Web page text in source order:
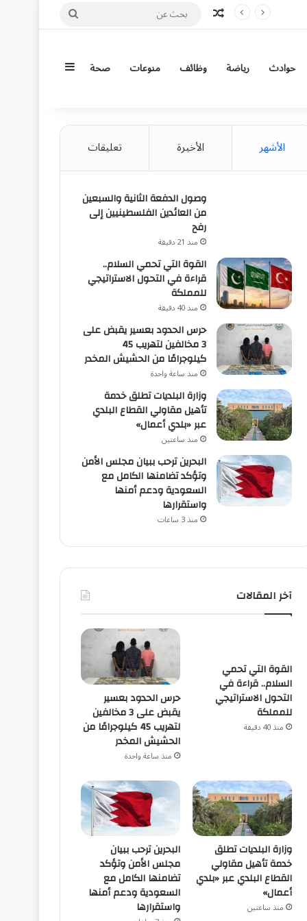
مقال عشوائي
بحث
حوادث رياضة وظائف منوعات صحة إضافة عمود
الأشهر الأخيرة تعليقات
وصول الدفعة الثانية والسبعين
من العائدين الفلسطينيين إلى
رفح
منذ 21 دقيقة
القوة التي تحمي السلام..
قراءة في التحول الاستراتيجي
للمملكة
منذ 40 دقيقة
حرس الحدود بعسير يقبض على
3 مخالفين لتهريب 45
كيلوجرامًا من الحشيش المخدر
منذ ساعة واحدة
وزارة البلديات تطلق خدمة
تأهيل مقاولي القطاع البلدي
عبر «بلدي أعمال»
منذ ساعتين
البحرين ترحب ببيان مجلس الأمن
وتؤكد تضامنها الكامل مع
السعودية ودعم أمنها
واستقرارها
منذ 3 ساعات
آخر المقالات
القوة التي تحمي
السلام.. قراءة في
التحول الاستراتيجي
للمملكة
منذ 40 دقيقة
حرس الحدود بعسير
يقبض على 3 مخالفين
لتهريب 45 كيلوجرامًا من
الحشيش المخدر
منذ ساعة واحدة
وزارة البلديات تطلق
خدمة تأهيل مقاولي
القطاع البلدي عبر «بلدي
أعمال»
منذ ساعتين
البحرين ترحب ببيان
مجلس الأمن وتؤكد
تضامنها الكامل مع
السعودية ودعم أمنها
واستقرارها